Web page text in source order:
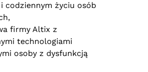
codziennym życiu osób
firmy Altix z
technologiami
osoby z dysfunkcją